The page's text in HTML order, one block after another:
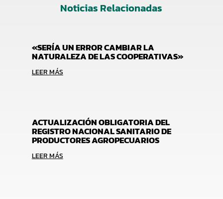
Noticias Relacionadas
«SERÍA UN ERROR CAMBIAR LA
NATURALEZA DE LAS COOPERATIVAS»
LEER MÁS
ACTUALIZACIÓN OBLIGATORIA DEL
REGISTRO NACIONAL SANITARIO DE
PRODUCTORES AGROPECUARIOS
LEER MÁS